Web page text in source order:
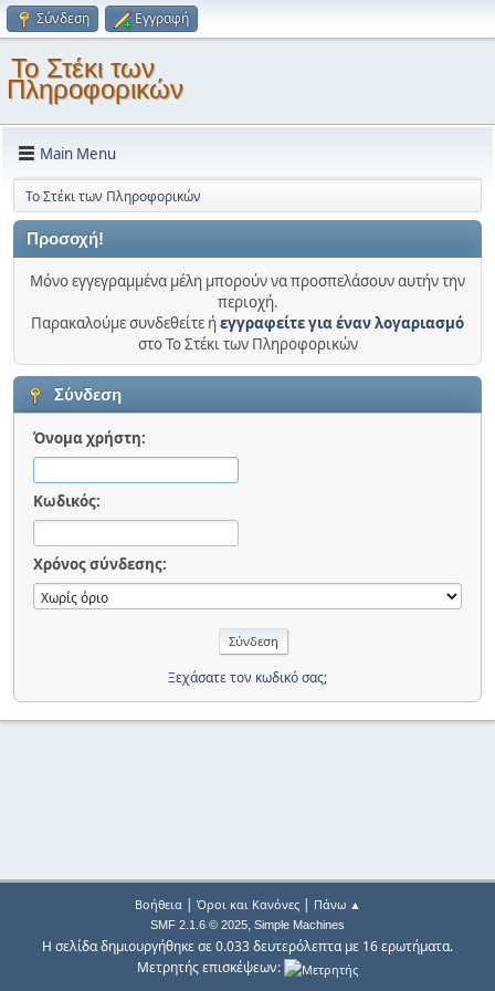
Σύνδεση Εγγραφή
Το Στέκι των
Πληροφορικών
Main Menu
Το Στέκι των Πληροφορικών
Προσοχή!
Μόνο εγγεγραμμένα μέλη μπορούν να προσπελάσουν αυτήν την
περιοχή.
Παρακαλούμε συνδεθείτε ήεγγραφείτε για έναν λογαριασμό
στο Το Στέκι των Πληροφορικών
Σύνδεση
Όνομα χρήστη:
Κωδικός:
Χρόνος σύνδεσης:
Ξεχάσατε τον κωδικό σας;
Βοήθεια| Όροι και Κανόνες| Πάνω ▲
SMF 2.1.6 © 2025, Simple Machines
Η σελίδα δημιουργήθηκε σε 0.033 δευτερόλεπτα με 16 ερωτήματα.
Μετρητής επισκέψεων: